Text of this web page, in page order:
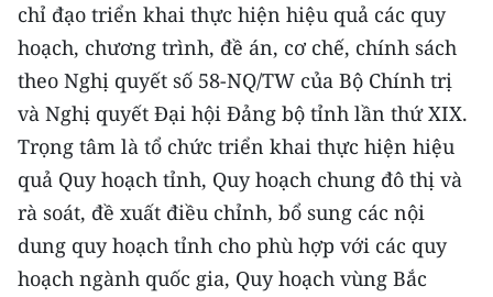
chỉ đạo triển khai thực hiện hiệu quả các quy
hoạch, chương trình, đề án, cơ chế, chính sách
theo Nghị quyết số 58-NQ/TW của Bộ Chính trị
và Nghị quyết Đại hội Đảng bộ tỉnh lần thứ XIX.
Trọng tâm là tổ chức triển khai thực hiện hiệu
quả Quy hoạch tỉnh, Quy hoạch chung đô thị và
rà soát, đề xuất điều chỉnh, bổ sung các nội
dung quy hoạch tỉnh cho phù hợp với các quy
hoạch ngành quốc gia, Quy hoạch vùng Bắc